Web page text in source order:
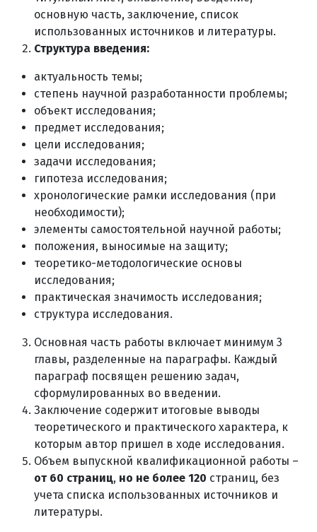
основную часть, заключение, список
использованных источников и литературы.
Структура введения:
актуальность темы;
степень научной разработанности проблемы;
объект исследования;
предмет исследования;
цели исследования;
задачи исследования;
гипотеза исследования;
хронологические рамки исследования (при
необходимости);
элементы самостоятельной научной работы;
положения, выносимые на защиту;
теоретико-методологические основы
исследования;
практическая значимость исследования;
структура исследования.
Основная часть работы включает минимум 3
главы, разделенные на параграфы. Каждый
параграф посвящен решению задач,
сформулированных во введении.
Заключение содержит итоговые выводы
теоретического и практического характера, к
которым автор пришел в ходе исследования.
Объем выпускной квалификационной работы –
от 60 страниц, но не более 120 страниц, без
учета списка использованных источников и
литературы.